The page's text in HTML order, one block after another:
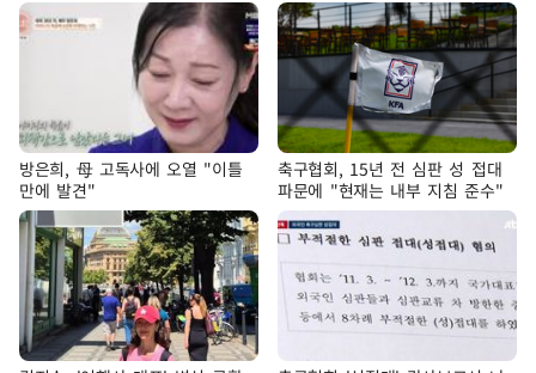
방은희, 母 고독사에 오열 "이틀
만에 발견"
축구협회, 15년 전 심판 성 접대
파문에 "현재는 내부 지침 준수"